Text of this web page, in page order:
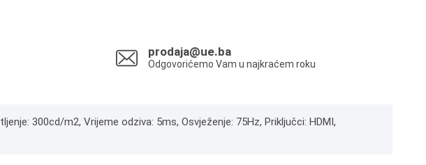
prodaja@ue.ba
Odgovorićemo Vam u najkraćem roku
300cd/m2, Vrijeme odziva: 5ms, Osvježenje: 75Hz, Priključci: HDMI,